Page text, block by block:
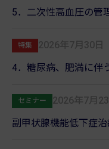
5．二次性高血圧の管
特集
2026年7月30日
4．糖尿病、肥満に伴
セミナー
2026年7月23
副甲状腺機能低下症